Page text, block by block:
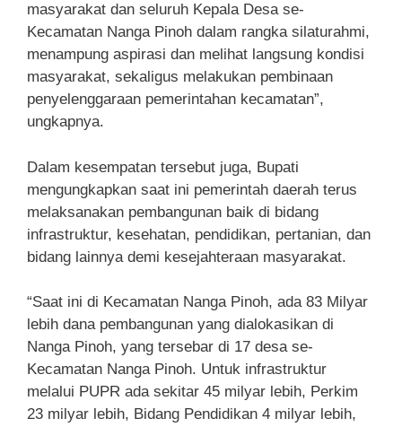
masyarakat dan seluruh Kepala Desa se-
Kecamatan Nanga Pinoh dalam rangka silaturahmi,
menampung aspirasi dan melihat langsung kondisi
masyarakat, sekaligus melakukan pembinaan
penyelenggaraan pemerintahan kecamatan”,
ungkapnya.
Dalam kesempatan tersebut juga, Bupati
mengungkapkan saat ini pemerintah daerah terus
melaksanakan pembangunan baik di bidang
infrastruktur, kesehatan, pendidikan, pertanian, dan
bidang lainnya demi kesejahteraan masyarakat.
“Saat ini di Kecamatan Nanga Pinoh, ada 83 Milyar
lebih dana pembangunan yang dialokasikan di
Nanga Pinoh, yang tersebar di 17 desa se-
Kecamatan Nanga Pinoh. Untuk infrastruktur
melalui PUPR ada sekitar 45 milyar lebih, Perkim
23 milyar lebih, Bidang Pendidikan 4 milyar lebih,